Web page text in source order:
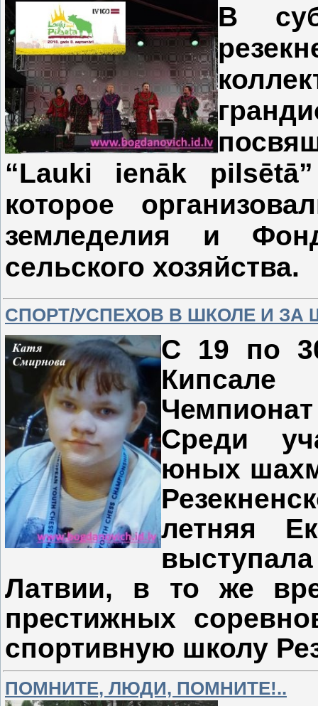
В
“Lauki ienāk
которое
земледелия и
сельского хозяйства.
СПОРТ/УСПЕХОВ В ШКОЛЕ И
С 19 по
Кипсале
Среди
юных
летняя
Латвии, в то же
престижных
спортивную школу
ПОМНИТЕ, ЛЮДИ, ПОМНИТЕ!..